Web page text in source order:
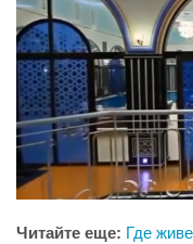
Читайте еще: Где